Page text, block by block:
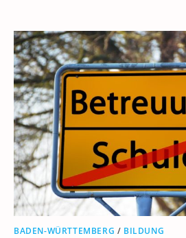
BADEN-WÜRTTEMBERG / BILDUNG